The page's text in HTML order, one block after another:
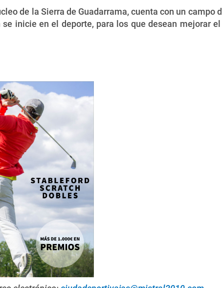
de la Sierra de Guadarrama, cuenta con un campo
inicie en el deporte, para los que desean mejorar